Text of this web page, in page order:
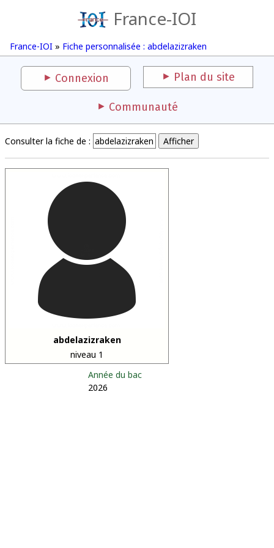
France-IOI
France-IOI » Fiche personnalisée : abdelazizraken
Connexion Plan du site
Communauté
Consulter la fiche de :
abdelazizraken
niveau 1
Année du bac
2026